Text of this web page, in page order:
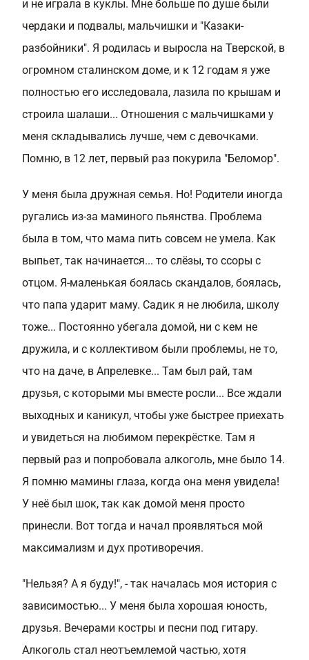
и не играла в куклы. Мне больше по душе были
чердаки и подвалы, мальчишки и "Казаки-
разбойники". Я родилась и выросла на Тверской, в
огромном сталинском доме, и к 12 годам я уже
полностью его исследовала, лазила по крышам и
строила шалаши... Отношения с мальчишками у
меня складывались лучше, чем с девочками.
Помню, в 12 лет, первый раз покурила "Беломор".
У меня была дружная семья. Но! Родители иногда
ругались из-за маминого пьянства. Проблема
была в том, что мама пить совсем не умела. Как
выпьет, так начинается... то слёзы, то ссоры с
отцом. Я-маленькая боялась скандалов, боялась,
что папа ударит маму. Садик я не любила, школу
тоже... Постоянно убегала домой, ни с кем не
дружила, и с коллективом были проблемы, не то,
что на даче, в Апрелевке... Там был рай, там
друзья, с которыми мы вместе росли... Все ждали
выходных и каникул, чтобы уже быстрее приехать
и увидеться на любимом перекрёстке. Там я
первый раз и попробовала алкоголь, мне было 14.
Я помню мамины глаза, когда она меня увидела!
У неё был шок, так как домой меня просто
принесли. Вот тогда и начал проявляться мой
максимализм и дух противоречия.
"Нельзя? А я буду!", - так началась моя история с
зависимостью... У меня была хорошая юность,
друзья. Вечерами костры и песни под гитару.
Алкоголь стал неотъемлемой частью, хотя